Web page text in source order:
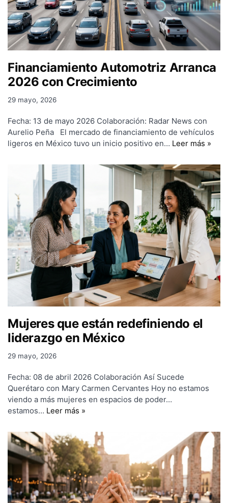
Financiamiento Automotriz Arranca
2026 con Crecimiento
29 mayo, 2026
Fecha: 13 de mayo 2026 Colaboración: Radar News con
Aurelio Peña El mercado de financiamiento de vehículos
ligeros en México tuvo un inicio positivo en… Leer más »
Mujeres que están redefiniendo el
liderazgo en México
29 mayo, 2026
Fecha: 08 de abril 2026 Colaboración Así Sucede
Querétaro con Mary Carmen Cervantes Hoy no estamos
viendo a más mujeres en espacios de poder…
estamos… Leer más »